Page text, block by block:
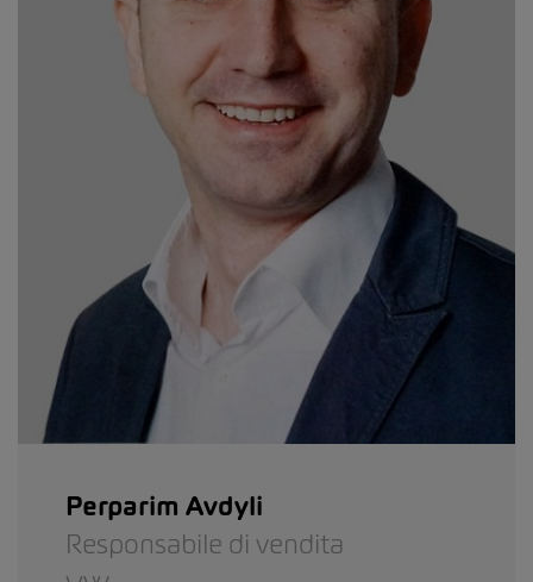
Perparim Avdyli
Responsabile di vendita